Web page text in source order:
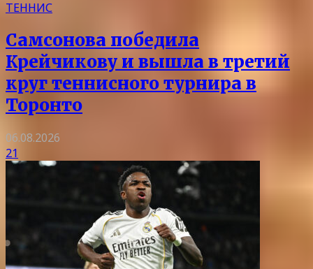
ТЕННИС
Самсонова победила
Крейчикову и вышла в третий
круг теннисного турнира в
Торонто
06.08.2026
21